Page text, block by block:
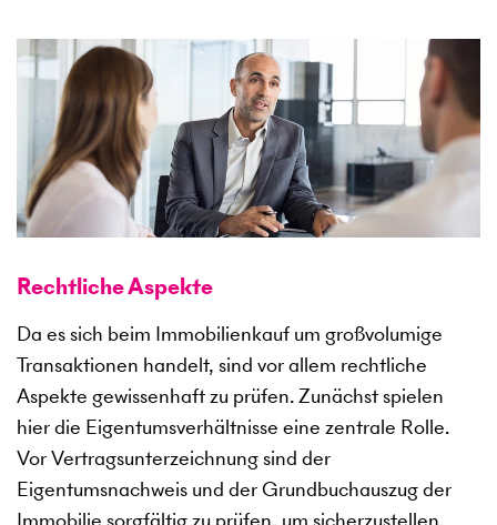
Rechtliche Aspekte
Da es sich beim Immobilienkauf um großvolumige
Transaktionen handelt, sind vor allem rechtliche
Aspekte gewissenhaft zu prüfen. Zunächst spielen
hier die Eigentumsverhältnisse eine zentrale Rolle.
Vor Vertragsunterzeichnung sind der
Eigentumsnachweis und der Grundbuchauszug der